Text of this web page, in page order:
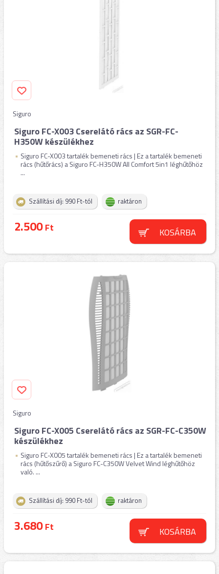
Siguro
Siguro FC-X003 Cserelátó rács az SGR-FC-
H350W készülékhez
Siguro FC-X003 tartalék bemeneti rács | Ez a tartalék bemeneti
rács (hűtőrács) a Siguro FC-H350W All Comfort 5in1 léghűtőhöz
...
Szállítási díj: 990 Ft-tól raktáron
2.500Ft KOSÁRBA
Siguro
Siguro FC-X005 Cserelátó rács az SGR-FC-C350W
készülékhez
Siguro FC-X005 tartalék bemeneti rács | Ez a tartalék bemeneti
rács (hűtőszűrő) a Siguro FC-C350W Velvet Wind léghűtőhöz
való. ...
Szállítási díj: 990 Ft-tól raktáron
3.680Ft KOSÁRBA